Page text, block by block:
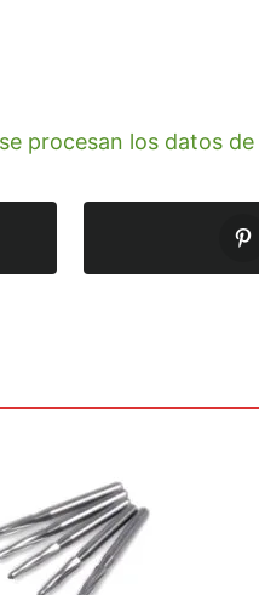
procesan los datos